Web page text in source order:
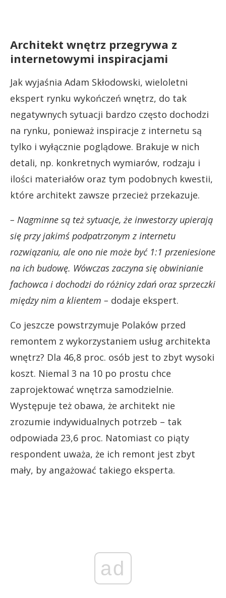
Architekt wnętrz przegrywa z
internetowymi inspiracjami
Jak wyjaśnia Adam Skłodowski, wieloletni
ekspert rynku wykończeń wnętrz, do tak
negatywnych sytuacji bardzo często dochodzi
na rynku, ponieważ inspiracje z internetu są
tylko i wyłącznie poglądowe. Brakuje w nich
detali, np. konkretnych wymiarów, rodzaju i
ilości materiałów oraz tym podobnych kwestii,
które architekt zawsze przecież przekazuje.
– Nagminne są też sytuacje, że inwestorzy upierają
się przy jakimś podpatrzonym z internetu
rozwiązaniu, ale ono nie może być 1:1 przeniesione
na ich budowę. Wówczas zaczyna się obwinianie
fachowca i dochodzi do różnicy zdań oraz sprzeczki
między nim a klientem – dodaje ekspert.
Co jeszcze powstrzymuje Polaków przed
remontem z wykorzystaniem usług architekta
wnętrz? Dla 46,8 proc. osób jest to zbyt wysoki
koszt. Niemal 3 na 10 po prostu chce
zaprojektować wnętrza samodzielnie.
Występuje też obawa, że architekt nie
zrozumie indywidualnych potrzeb – tak
odpowiada 23,6 proc. Natomiast co piąty
respondent uważa, że ich remont jest zbyt
mały, by angażować takiego eksperta.
ad